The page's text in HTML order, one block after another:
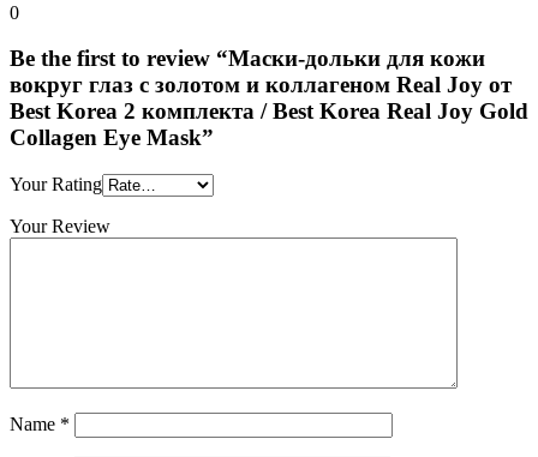
0
Be the first to review “Маски-дольки для кожи
вокруг глаз с золотом и коллагеном Real Joy от
Best Korea 2 комплекта / Best Korea Real Joy Gold
Collagen Eye Mask”
Your Rating
Your Review
Name *